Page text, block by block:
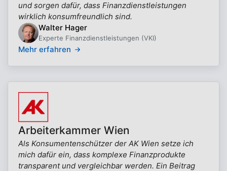
und sorgen dafür, dass Finanzdienstleistungen
wirklich konsumfreundlich sind.
Walter Hager
Experte Finanzdienstleistungen (VKI)
Mehr erfahren
Arbeiterkammer Wien
Als Konsumentenschützer der AK Wien setze ich
mich dafür ein, dass komplexe Finanzprodukte
transparent und vergleichbar werden. Ein Beitrag